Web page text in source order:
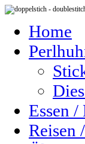
Home
Essen /
Reisen